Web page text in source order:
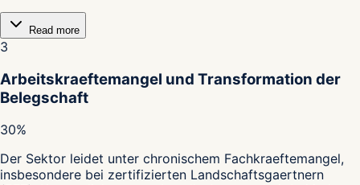
Read more
3
Arbeitskraeftemangel und Transformation der
Belegschaft
30%
Der Sektor leidet unter chronischem Fachkraeftemangel,
insbesondere bei zertifizierten Landschaftsgaertnern